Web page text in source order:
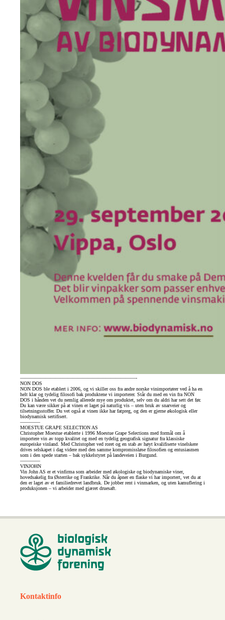
————————–————————–——————-
NON DOS
NON DOS ble etablert i 2006, og vi skiller oss fra andre norske vinimportører ved å ha en
helt klar og tydelig filosofi bak produktene vi importerer. Står du med en vin fra NON
DOS i hånden vet du nemlig allerede mye om produktet, selv om du aldri har sett det før.
Du kan være sikker på at vinen er laget på naturlig vis – uten bruk av snarveier og
tilsetningsstoffer. Du vet også at vinen ikke har fatpreg, og den er gjerne økologisk eller
biodynamisk sertifisert.
————
MOESTUE GRAPE SELECTION AS
Christopher Moestue etablerte i 1996 Moestue Grape Selections med formål om å
importere vin av topp kvalitet og med en tydelig geografisk signatur fra klassiske
europeiske vinland. Med Christopher ved roret og en stab av høyt kvalifiserte vinelskere
drives selskapet i dag videre med den samme kompromissløse filosofien og entusiasmen
som i den spede starten – bak sykkelstyret på landeveien i Burgund.
————
VINJOHN
Vin John AS er et vinfirma som arbeider med økologiske og biodynamiske viner,
hovedsakelig fra Østerrike og Frankrike. Når du åpner en flaske vi har importert, vet du at
den er laget av et familiedrevet landbruk. De jobber rent i vinmarken, og uten kamuflering i
produksjonen – vi arbeider med gjæret druesaft.
Kontaktinfo